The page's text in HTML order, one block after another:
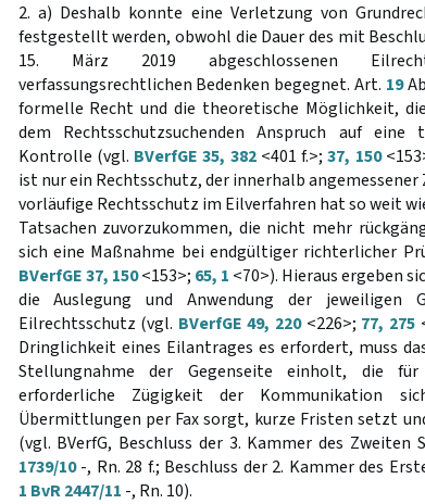
2. a) Deshalb konnte eine Verletzung von
festgestellt werden, obwohl die Dauer des mit
15. März 2019 abgeschlossenen
verfassungsrechtlichen Bedenken begegnet. Art. 19
formelle Recht und die theoretische Möglichkeit,
dem Rechtsschutzsuchenden Anspruch auf eine
Kontrolle (vgl. BVerfGE 35, 382<401 f.>;37, 150
ist nur ein Rechtsschutz, der innerhalb
vorläufige Rechtsschutz im Eilverfahren hat so weit
Tatsachen zuvorzukommen, die nicht mehr
sich eine Maßnahme bei endgültiger richterlicher
BVerfGE 37, 150<153>; 65, 1 <70>). Hieraus ergeben
die Auslegung und Anwendung der jeweiligen
Eilrechtsschutz (vgl. BVerfGE 49, 220<226>; 77, 275
Dringlichkeit eines Eilantrages es erfordert, muss
Stellungnahme der Gegenseite einholt, die
erforderliche Zügigkeit der Kommunikation
Übermittlungen per Fax sorgt, kurze Fristen setzt
(vgl. BVerfG, Beschluss der 3. Kammer des Zweiten
1739/10-, Rn. 28 f.; Beschluss der 2. Kammer des
1 BvR 2447/11 -, Rn. 10).